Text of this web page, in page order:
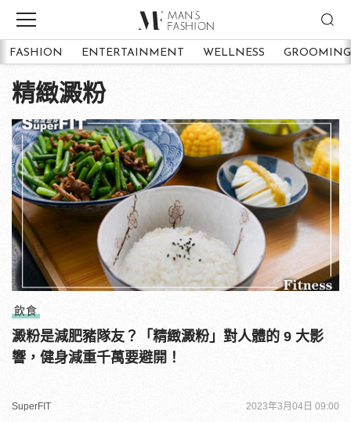
FASHION ENTERTAINMENT WELLNESS GROOMING
精緻澱粉
飲食
澱粉是減肥豬隊友？「精緻澱粉」對人體的 9 大影
響，健身減重千萬要避開！
SuperFIT 2023年3月04日 09:00